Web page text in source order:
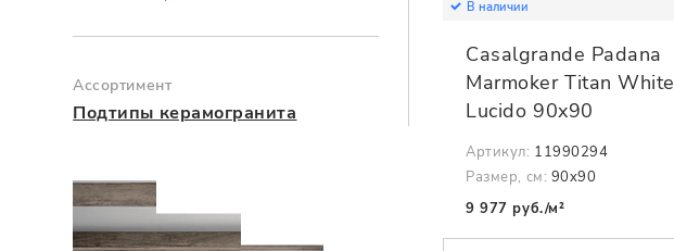
Ассортимент
Подтипы керамогранита
В наличии
Casalgrande Padana
Marmoker Titan White
Lucido 90x90
Артикул: 11990294
Размер, см: 90x90
9 977 руб./м²